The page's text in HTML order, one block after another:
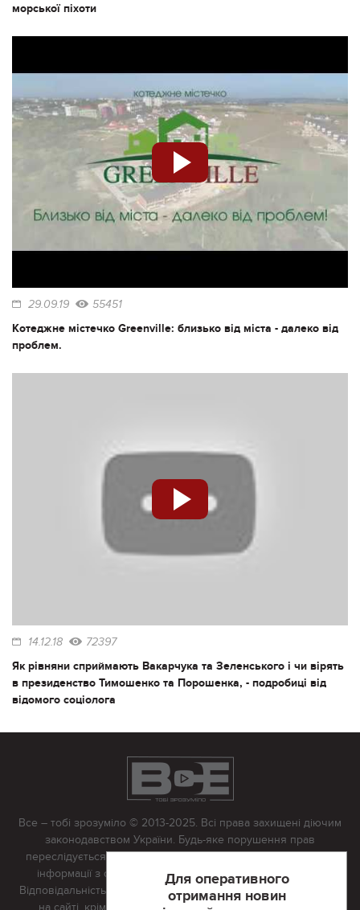
морської піхоти
29.09.19 55451
Котеджне містечко Greenville: близько від міста - далеко від
проблем.
14.12.18 72397
Як рівняни сприймають Вакарчука та Зеленського і чи вірять
в президенство Тимошенко та Порошенка, - подробиці від
відомого соціолога
Для оперативного
отримання новин
Все – тобі зрозуміло © 2013-2025. Всі права захищені діючим
законодавством України. Будь-яке порушення прав
переслідується в судовому порядку. Будь-яке відтворення
інформації з сайту тільки з письмово дозволу редакції.
Відповідальність за достовірність усіх матеріалів, розміщених
на сайті, крім матеріалів, які містять посилання на інші